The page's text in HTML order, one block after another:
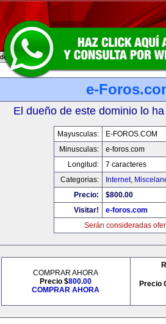
e-
El dueño de este dominio lo
Mayusculas:
E-FOROS.COM
Minusculas:
e-foros.com
Longitud:
7 caracteres
Categorias:
Internet,
Precio:
$800.00
Visitar!
e-foros.com
Serán consideradas
COMPRAR AHORA
Precio $800.00
COMPRAR AHORA
Precio